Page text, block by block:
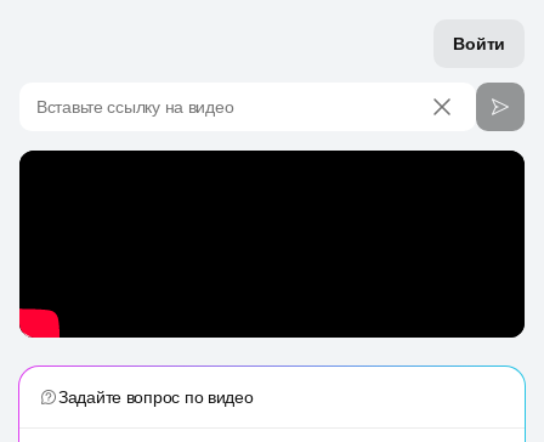
Войти
Вставьте ссылку на видео
Задайте вопрос по видео